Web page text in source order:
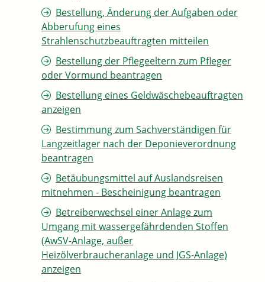
Bestellung, Änderung der Aufgaben oder
Abberufung eines
Strahlenschutzbeauftragten mitteilen
Bestellung der Pflegeeltern zum Pfleger
oder Vormund beantragen
Bestellung eines Geldwäschebeauftragten
anzeigen
Bestimmung zum Sachverständigen für
Langzeitlager nach der Deponieverordnung
beantragen
Betäubungsmittel auf Auslandsreisen
mitnehmen - Bescheinigung beantragen
Betreiberwechsel einer Anlage zum
Umgang mit wassergefährdenden Stoffen
(AwSV-Anlage, außer
Heizölverbraucheranlage und JGS-Anlage)
anzeigen